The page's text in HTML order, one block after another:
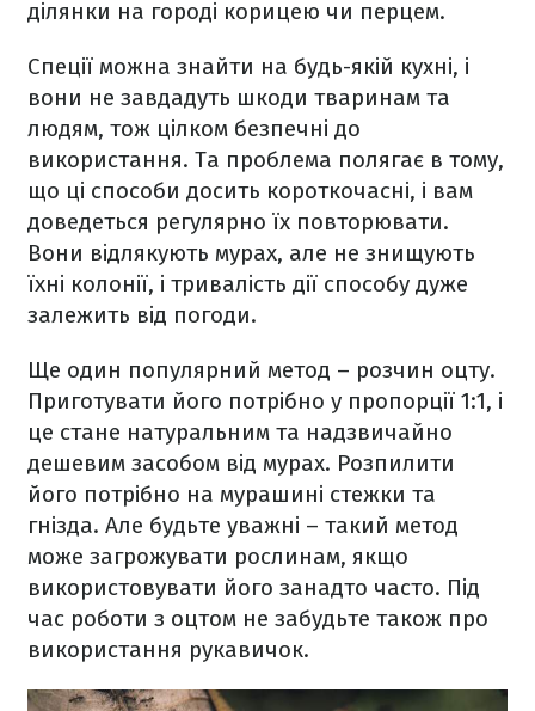
ділянки на городі корицею чи перцем.
Спеції можна знайти на будь-якій кухні, і
вони не завдадуть шкоди тваринам та
людям, тож цілком безпечні до
використання. Та проблема полягає в тому,
що ці способи досить короткочасні, і вам
доведеться регулярно їх повторювати.
Вони відлякують мурах, але не знищують
їхні колонії, і тривалість дії способу дуже
залежить від погоди.
Ще один популярний метод – розчин оцту.
Приготувати його потрібно у пропорції 1:1, і
це стане натуральним та надзвичайно
дешевим засобом від мурах. Розпилити
його потрібно на мурашині стежки та
гнізда. Але будьте уважні – такий метод
може загрожувати рослинам, якщо
використовувати його занадто часто. Під
час роботи з оцтом не забудьте також про
використання рукавичок.